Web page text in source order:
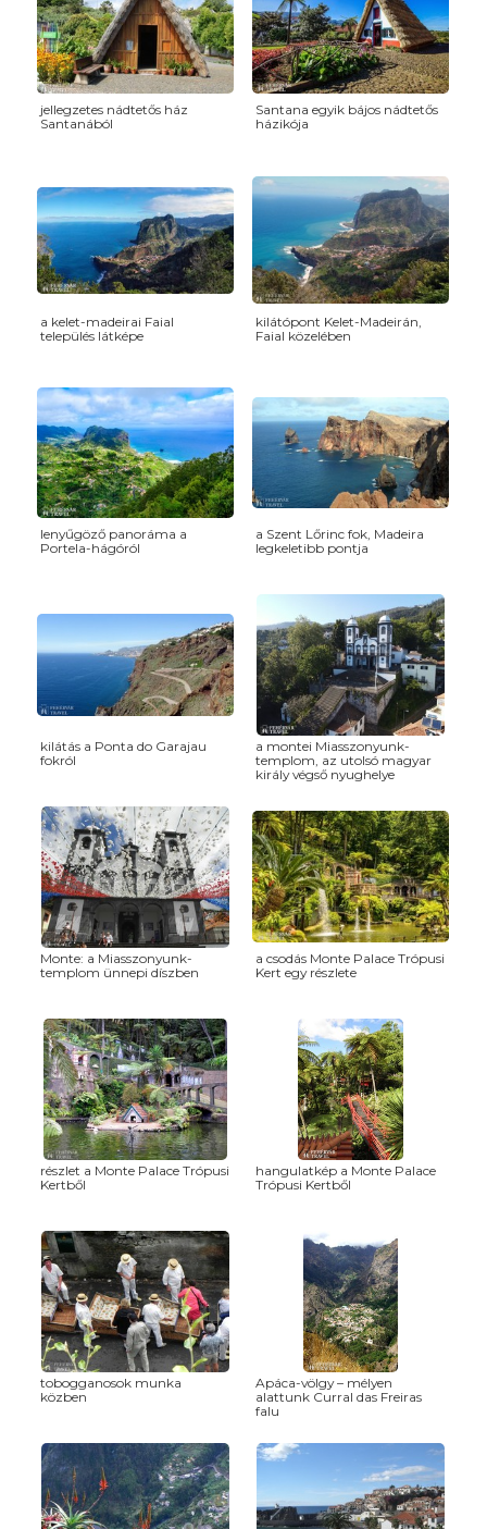
jellegzetes nádtetős ház
Santanából
Santana egyik bájos nádtetős
házikója
a kelet-madeirai Faial
település látképe
kilátópont Kelet-Madeirán,
Faial közelében
lenyűgöző panoráma a
Portela-hágóról
a Szent Lőrinc fok, Madeira
legkeletibb pontja
kilátás a Ponta do Garajau
fokról
a montei Miasszonyunk-
templom, az utolsó magyar
király végső nyughelye
Monte: a Miasszonyunk-
templom ünnepi díszben
a csodás Monte Palace Trópusi
Kert egy részlete
részlet a Monte Palace Trópusi
Kertből
hangulatkép a Monte Palace
Trópusi Kertből
tobogganosok munka
közben
Apáca-völgy – mélyen
alattunk Curral das Freiras
falu